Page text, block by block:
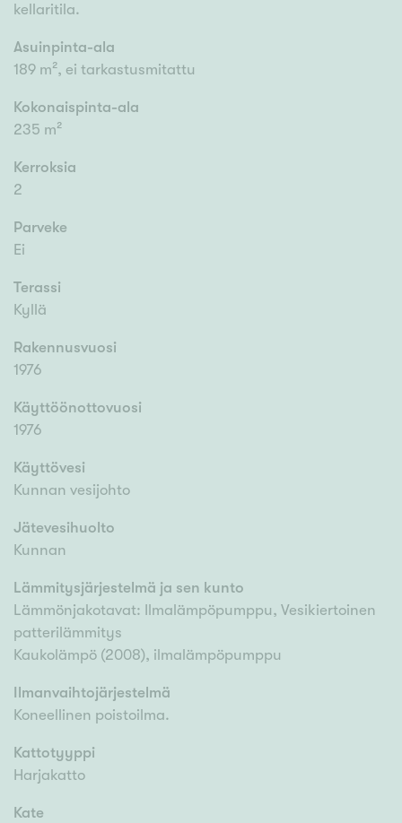
kellaritila.
Asuinpinta-ala
189 m², ei tarkastusmitattu
Kokonaispinta-ala
235 m²
Kerroksia
2
Parveke
Ei
Terassi
Kyllä
Rakennusvuosi
1976
Käyttöönottovuosi
1976
Käyttövesi
Kunnan vesijohto
Jätevesihuolto
Kunnan
Lämmitysjärjestelmä ja sen kunto
Lämmönjakotavat: Ilmalämpöpumppu, Vesikiertoinen
patterilämmitys
Kaukolämpö (2008), ilmalämpöpumppu
Ilmanvaihtojärjestelmä
Koneellinen poistoilma.
Kattotyyppi
Harjakatto
Kate